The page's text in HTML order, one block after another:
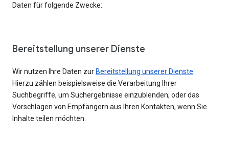
Daten für folgende Zwecke:
Bereitstellung unserer Dienste
Wir nutzen Ihre Daten zur Bereitstellung unserer Dienste
Hierzu zählen beispielsweise die Verarbeitung Ihrer
Suchbegriffe, um Suchergebnisse einzublenden, oder das
Vorschlagen von Empfängern aus Ihren Kontakten, wenn Sie
Inhalte teilen möchten.